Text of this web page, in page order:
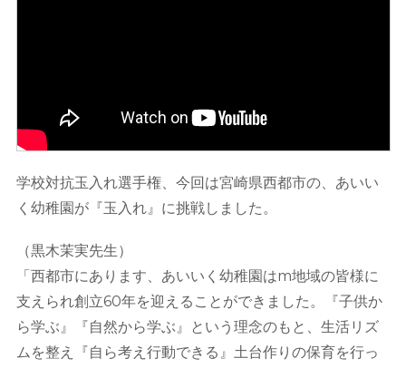
学校対抗玉入れ選手権、今回は宮崎県西都市の、あいい
く幼稚園が『玉入れ』に挑戦しました。
（黒木茉実先生）
「西都市にあります、あいいく幼稚園はm地域の皆様に
支えられ創立60年を迎えることができました。『子供か
ら学ぶ』『自然から学ぶ』という理念のもと、生活リズ
ムを整え『自ら考え行動できる』土台作りの保育を行っ